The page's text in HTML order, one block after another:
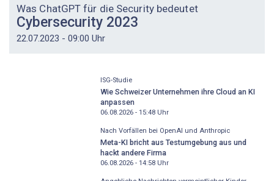
Was ChatGPT für die Security bedeutet
Cybersecurity 2023
22.07.2023 - 09:00 Uhr
ISG-Studie
Wie Schweizer Unternehmen ihre Cloud an KI
anpassen
06.08.2026 - 15:48Uhr
Nach Vorfällen bei OpenAI und Anthropic
Meta-KI bricht aus Testumgebung aus und
hackt andere Firma
06.08.2026 - 14:58Uhr